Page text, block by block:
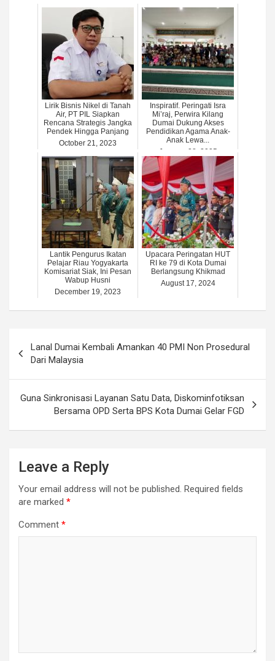
Lirik Bisnis Nikel di Tanah
Air, PT PIL Siapkan
Rencana Strategis Jangka
Pendek Hingga Panjang
October 21, 2023
Inspiratif. Peringati Isra
Mi’raj, Perwira Kilang
Dumai Dukung Akses
Pendidikan Agama Anak-
Anak Lewa...
January 28, 2025
Lantik Pengurus Ikatan
Pelajar Riau Yogyakarta
Komisariat Siak, Ini Pesan
Wabup Husni
December 19, 2023
Upacara Peringatan HUT
RI ke 79 di Kota Dumai
Berlangsung Khikmad
August 17, 2024
navigation
Lanal Dumai Kembali Amankan 40 PMI Non Prosedural
Dari Malaysia
Guna Sinkronisasi Layanan Satu Data, Diskominfotiksan
Bersama OPD Serta BPS Kota Dumai Gelar FGD
Leave a Reply
Your email address will not be published. Required fields
are marked *
Comment *